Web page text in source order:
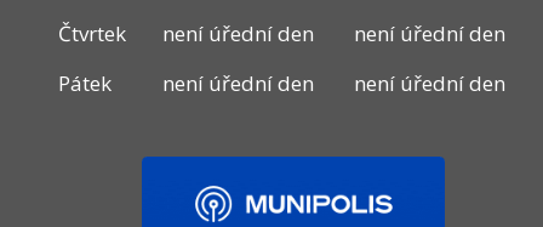
Čtvrtek
není úřední den
není úřední den
Pátek
není úřední den není úřední den